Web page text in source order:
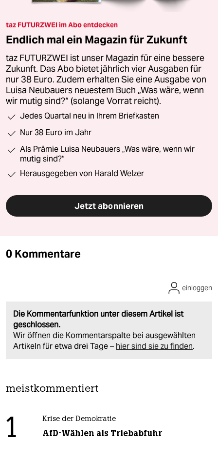
taz FUTURZWEI im Abo entdecken
Endlich mal ein Magazin für Zukunft
taz FUTURZWEI ist unser Magazin für eine bessere
Zukunft. Das Abo bietet jährlich vier Ausgaben für
nur 38 Euro. Zudem erhalten Sie eine Ausgabe von
Luisa Neubauers neuestem Buch „Was wäre, wenn
wir mutig sind?“ (solange Vorrat reicht).
Jedes Quartal neu in Ihrem Briefkasten
Nur 38 Euro im Jahr
Als Prämie Luisa Neubauers „Was wäre, wenn wir
mutig sind?“
Herausgegeben von Harald Welzer
Jetzt abonnieren
0 Kommentare
Die Kommentarfunktion unter diesem Artikel ist
geschlossen.
Wir öffnen die Kommentarspalte bei ausgewählten
Artikeln für etwa drei Tage – hier sind sie zu finden.
einloggen
meistkommentiert
1 Krise der Demokratie
AfD-Wählen als Triebabfuhr